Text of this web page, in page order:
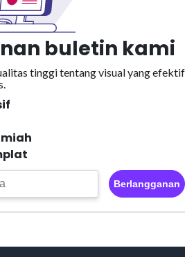
buletin kami
tinggi tentang visual yang efektif
Berlangganan